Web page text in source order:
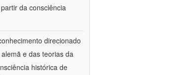
da consciência
direcionado
e das teorias da
histórica de